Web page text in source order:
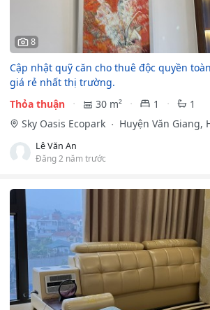
8
Cập nhật quỹ căn cho thuê độc quyền
giá rẻ nhất thị trường.
Thỏa thuận
30 m² 1
1
Sky Oasis Ecopark
Huyện Văn Giang,
Lê Văn An
Đăng 2 năm trước